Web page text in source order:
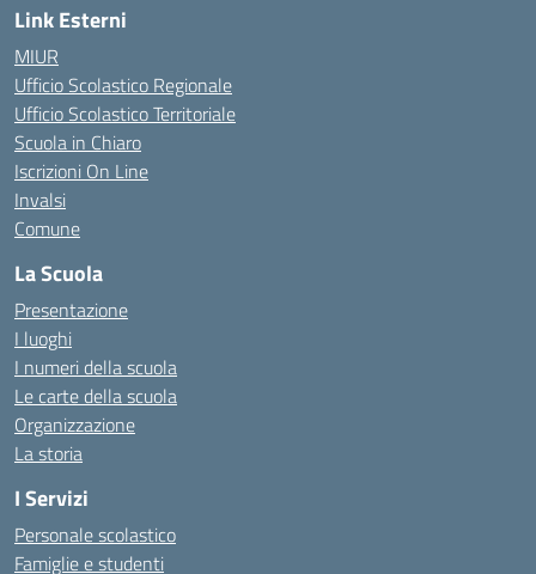
Link Esterni
MIUR
Ufficio Scolastico Regionale
Ufficio Scolastico Territoriale
Scuola in Chiaro
Iscrizioni On Line
Invalsi
Comune
La Scuola
Presentazione
I luoghi
I numeri della scuola
Le carte della scuola
Organizzazione
La storia
I Servizi
Personale scolastico
Famiglie e studenti